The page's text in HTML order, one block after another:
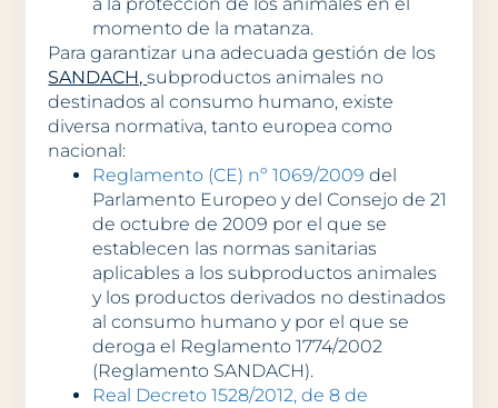
a la protección de los animales en el
momento de la matanza.
Para garantizar una adecuada gestión de los
SANDACH,subproductos animales no
destinados al consumo humano, existe
diversa normativa, tanto europea como
nacional:
Reglamento (CE) nº 1069/2009del
Parlamento Europeo y del Consejo de 21
de octubre de 2009 por el que se
establecen las normas sanitarias
aplicables a los subproductos animales
y los productos derivados no destinados
al consumo humano y por el que se
deroga el Reglamento 1774/2002
(Reglamento SANDACH).
Real Decreto 1528/2012, de 8 de